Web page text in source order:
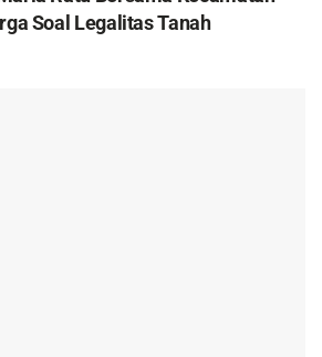
Soal Legalitas Tanah